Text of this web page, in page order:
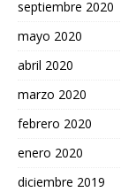
septiembre 2020
mayo 2020
abril 2020
marzo 2020
febrero 2020
enero 2020
diciembre 2019